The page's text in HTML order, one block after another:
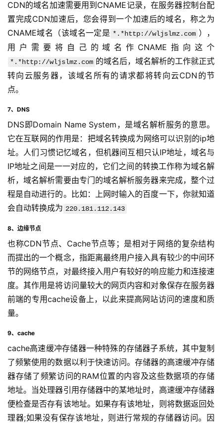
CDN的域名加速需要用到CNAME记录，在服务器控制台配
置完成CDN加速后，您会得到一个加速后的域名，称之为
CNAME域名（该域名一定是 *.*http://wljslmz.com ），
用户需要将自己的域名作CNAME指向这个
*.*http://wljslmz.com 的域名后，域名解析的工作就正式
转向云服务器，该域名所有的请求都将转向云CDN的节
点。
7、DNS
DNS即Domain Name System，是域名解析服务的意思。
它在互联网的作用是：把域名转换成为网络可以识别的ip地
址。人们习惯记忆域名，但机器间互相只认IP地址，域名与
IP地址之间是一一对应的，它们之间的转换工作称为域名解
析，域名解析需要由专门的域名解析服务器来完成，整个过
程是自动进行的。比如：上网时输入的百度一下，你就知道
会自动转换成为 220.181.112.143
8、边缘节点
也称CDN节点、Cache节点等；是相对于网络的复杂结构
而提出的一个概念，指距离最终用户接入具有较少的中间环
节的网络节点，对最终接入用户有较好的响应能力和连接速
度。其作用是将访问量较大的网页内容和对象保存在服务器
前端的专用cache设备上，以此来提高网站访问的速度和质
量。
9、cache
cache高速缓冲存储器一种特殊的存储器子系统，其中复制
了频繁使用的数据以利于快速访问。存储器的高速缓冲存储
器存储了频繁访问的RAM位置的内容及这些数据项的存储
地址。当处理器引用存储器中的某地址时，高速缓冲存储器
便检查是否存有该地址。如果存有该地址，则将数据返回处
理器;如果没有保存该地址，则进行常规的存储器访问。因